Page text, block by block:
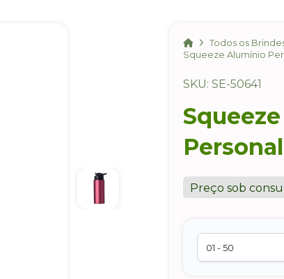
HomeTodos os
Squeeze Alumínio
SKU: SE-50641
Preço sob